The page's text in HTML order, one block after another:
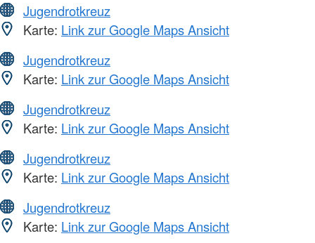
Jugendrotkreuz
Karte: Link zur Google Maps Ansicht
Jugendrotkreuz
Karte: Link zur Google Maps Ansicht
Jugendrotkreuz
Karte: Link zur Google Maps Ansicht
Jugendrotkreuz
Karte: Link zur Google Maps Ansicht
Jugendrotkreuz
Karte: Link zur Google Maps Ansicht